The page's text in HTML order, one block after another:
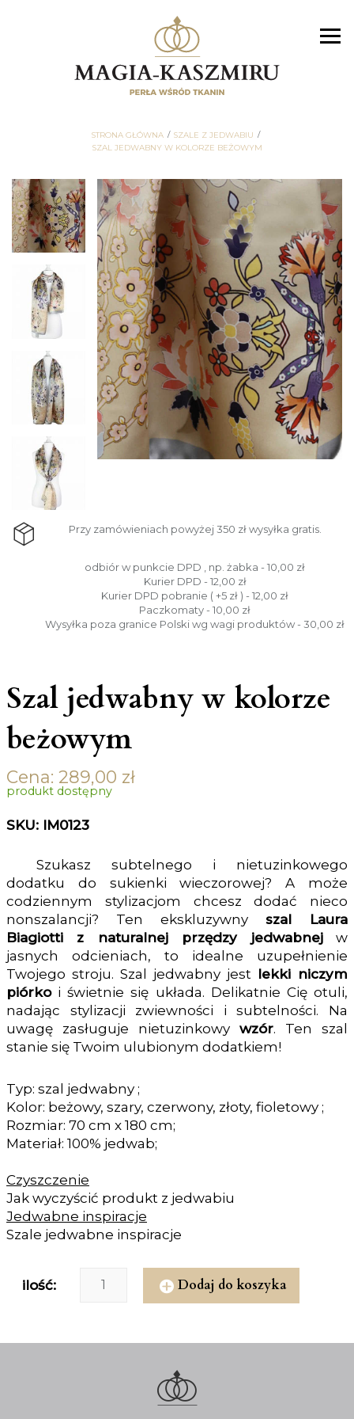
STRONA GŁÓWNA
SZALE Z JEDWABIU
SZAL JEDWABNY W KOLORZE BEŻOWYM
Przy zamówieniach powyżej 350 zł wysyłka gratis.
odbiór w punkcie DPD , np. żabka - 10,00 zł
Kurier DPD - 12,00 zł
Kurier DPD pobranie ( +5 zł ) - 12,00 zł
Paczkomaty - 10,00 zł
Wysyłka poza granice Polski wg wagi produktów - 30,00 zł
Szal jedwabny w kolorze
beżowym
Cena: 289,00 zł
produkt dostępny
SKU: IM0123
Szukasz subtelnego i nietuzinkowego
dodatku do sukienki wieczorowej? A może
codziennym stylizacjom chcesz dodać nieco
nonszalancji? Ten ekskluzywny szal Laura
Biagiotti z naturalnej przędzy jedwabnejw
jasnych odcieniach, to idealne uzupełnienie
Twojego stroju. Szal jedwabny jest lekki niczym
piórkoi świetnie się układa. Delikatnie Cię otuli,
nadając stylizacji zwiewności i subtelności. Na
uwagę zasługuje nietuzinkowy wzór. Ten szal
stanie się Twoim ulubionym dodatkiem!
Typ: szal jedwabny ;
Kolor: beżowy, szary, czerwony, złoty, fioletowy ;
Rozmiar: 70 cm x 180 cm;
Materiał: 100% jedwab;
Czyszczenie
Jak wyczyścić produkt z jedwabiu
Jedwabne inspiracje
Szale jedwabne inspiracje
ilość: Dodaj do koszyka